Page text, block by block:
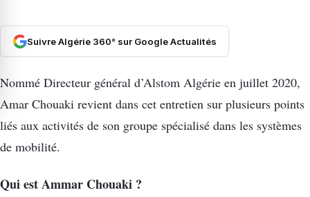
Suivre Algérie 360° sur Google Actualités
Nommé Directeur général d’Alstom Algérie en juillet 2020,
Amar Chouaki revient dans cet entretien sur plusieurs points
liés aux activités de son groupe spécialisé dans les systèmes
de mobilité.
Qui est Ammar Chouaki ?